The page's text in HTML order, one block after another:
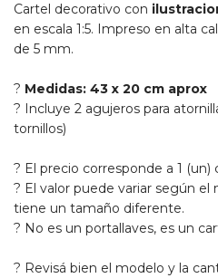
Cartel decorativo con
en escala 1:5. Impreso en alta
de 5 mm.
? Medidas: 43 x 20 cm aprox
? Incluye 2 agujeros para
tornillos)
? El precio corresponde a 1 (un)
? El valor puede variar según el
tiene un tamaño diferente.
? No es un portallaves, es un
? Revisá bien el modelo y la